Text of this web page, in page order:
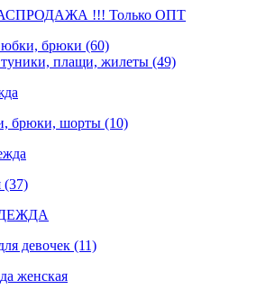
!!! Только ОПТ
юбки, брюки (60)
туники, плащи, жилеты (49)
брюки, шорты (10)
(37)
девочек (11)
женская